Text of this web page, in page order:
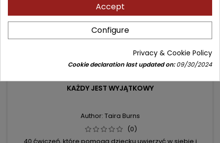
KAŻDY JEST WYJĄTKOWY
Author: Taira Burns
(0)
Accept
Configure
Privacy & Cookie Policy
Cookie declaration last updated on:09/30/2024